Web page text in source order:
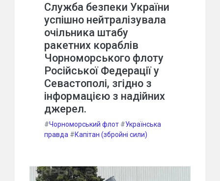
Служба безпеки України
успішно нейтралізувала
очільника штабу
ракетних кораблів
Чорноморського флоту
Російської Федерації у
Севастополі, згідно з
інформацією з надійних
джерел.
#Чорноморський флот #Українська
правда #Капітан (збройні сили)